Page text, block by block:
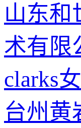
山东和
术有限
clarks
台州黄